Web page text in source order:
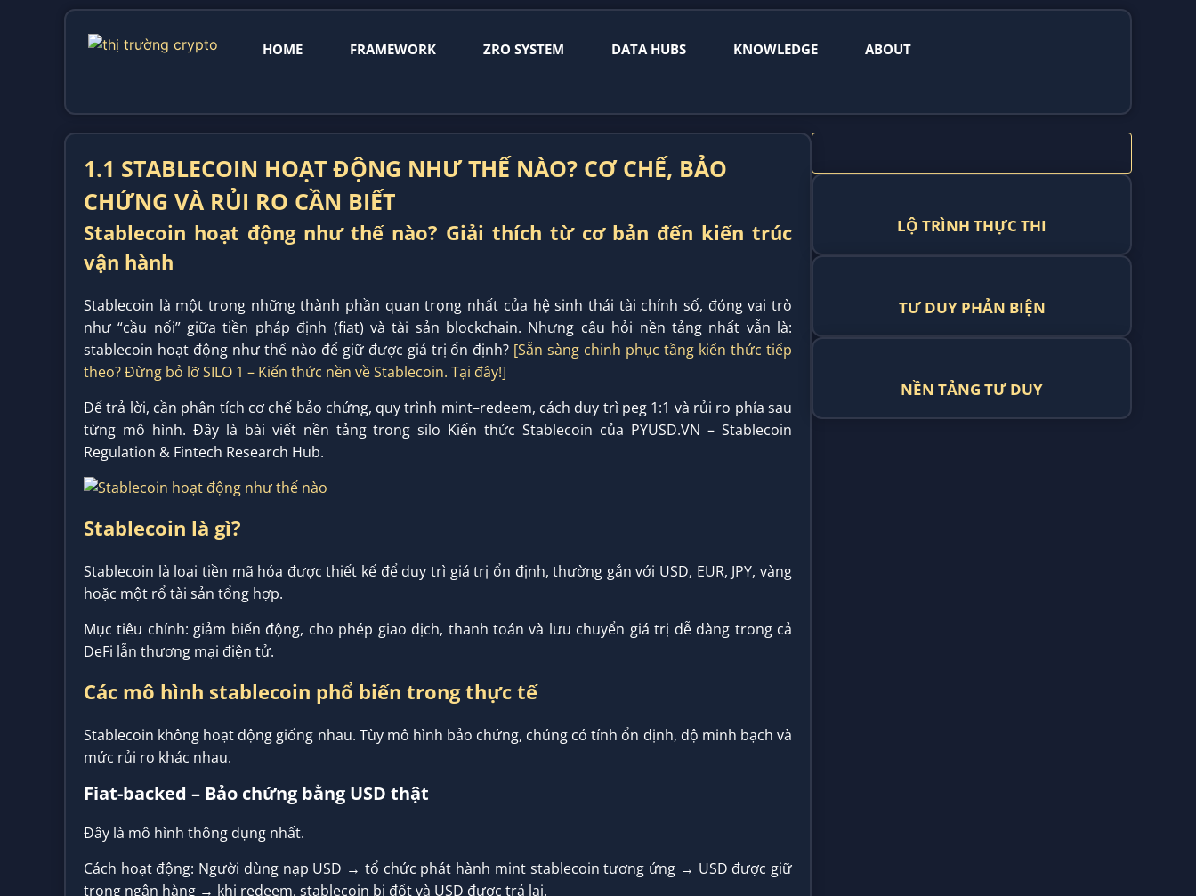
HOME FRAMEWORK ZRO SYSTEM DATA HUBS KNOWLEDGE ABOUT
1.1 STABLECOIN HOẠT ĐỘNG NHƯ THẾ NÀO? CƠ CHẾ, BẢO
CHỨNG VÀ RỦI RO CẦN BIẾT
Stablecoin hoạt động như thế nào? Giải thích từ cơ bản đến kiến trúc
vận hành
Stablecoin là một trong những thành phần quan trọng nhất của hệ sinh thái tài chính số, đóng vai trò
như “cầu nối” giữa tiền pháp định (fiat) và tài sản blockchain. Nhưng câu hỏi nền tảng nhất vẫn là:
stablecoin hoạt động như thế nào để giữ được giá trị ổn định? [Sẵn sàng chinh phục tầng kiến thức tiếp
theo? Đừng bỏ lỡ SILO 1 – Kiến thức nền về Stablecoin. Tại đây!]
Để trả lời, cần phân tích cơ chế bảo chứng, quy trình mint–redeem, cách duy trì peg 1:1 và rủi ro phía sau
từng mô hình. Đây là bài viết nền tảng trong silo Kiến thức Stablecoin của PYUSD.VN – Stablecoin
Regulation & Fintech Research Hub.
Stablecoin là gì?
Stablecoin là loại tiền mã hóa được thiết kế để duy trì giá trị ổn định, thường gắn với USD, EUR, JPY, vàng
hoặc một rổ tài sản tổng hợp.
Mục tiêu chính: giảm biến động, cho phép giao dịch, thanh toán và lưu chuyển giá trị dễ dàng trong cả
DeFi lẫn thương mại điện tử.
Các mô hình stablecoin phổ biến trong thực tế
Stablecoin không hoạt động giống nhau. Tùy mô hình bảo chứng, chúng có tính ổn định, độ minh bạch và
mức rủi ro khác nhau.
Fiat-backed – Bảo chứng bằng USD thật
Đây là mô hình thông dụng nhất.
Cách hoạt động: Người dùng nạp USD → tổ chức phát hành mint stablecoin tương ứng → USD được giữ
trong ngân hàng → khi redeem, stablecoin bị đốt và USD được trả lại.
LỘ TRÌNH THỰC THI
TƯ DUY PHẢN BIỆN
NỀN TẢNG TƯ DUY